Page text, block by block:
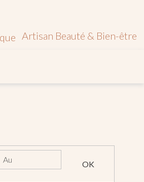
Artisan Beauté & Bien-être
Date de fin
OK